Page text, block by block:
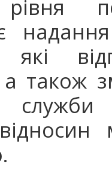
рівня
які
також